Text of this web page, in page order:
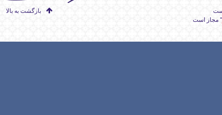
بازگشت به بالا
" مجاز است